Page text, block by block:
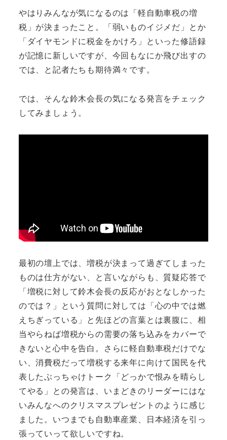
やはりみんなが気になるのは「軽自動車税の増
税」が決まったこと。「弱いものイジメだ」とか
「ダイヤモンドに税金をかけろ」といった修語録
が記憶に新しいですが、今回もなにか飛び出すの
では、と記者たちも期待満々です。
では、そんな鈴木会長の気になる発言をチェック
してみましょう。
最初の壇上では、増税が決まって過ぎてしまった
ものは仕方がない、と言いながらも、質疑応答で
「増税に対して鈴木会長の反応がおとなしかった
のでは？」という質問に対しては「心の中では燃
えちぎっている」と先ほどの言葉とは裏腹に、相
当やらねば増税からの需要の落ち込みをカバーで
きないと心中を告白。さらに軽自動車税だけでな
い、消費税だって増税する来年に向けて国民を代
表したぶっちゃけトーク「どっかで恨みを晴らし
てやる」との発言は、いまどきのリーダーにはな
いみんなへのクリスマスプレゼントのように感じ
ました。いつまでも自動車産業、日本経済を引っ
張っていって欲しいですね。